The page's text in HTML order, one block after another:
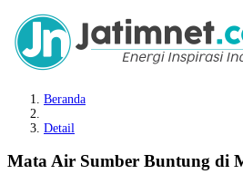
Beranda
Detail
Mata Air Sumber Buntung di